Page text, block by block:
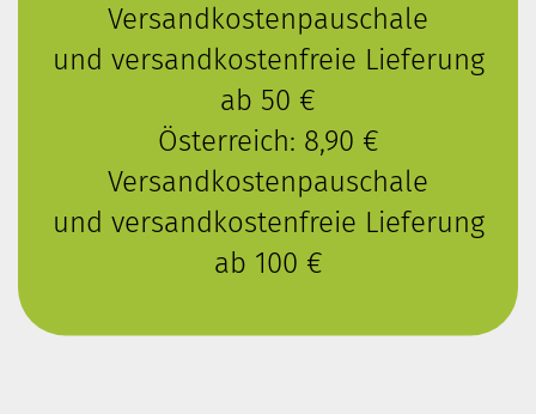
Versandkostenpauschale
und versandkostenfreie Lieferung
ab 50 €
Österreich: 8,90 €
Versandkostenpauschale
und versandkostenfreie Lieferung
ab 100 €